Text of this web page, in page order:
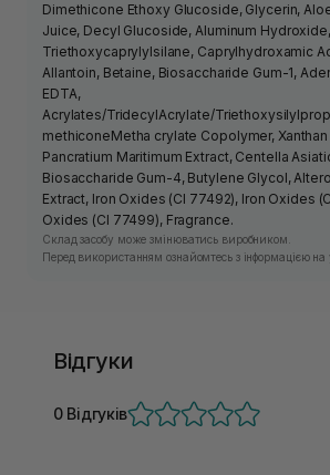
Dimethicone Ethoxy Glucoside, Glycerin,
Juice, Decyl Glucoside, Aluminum Hydroxide,
Triethoxycaprylylsilane, Caprylhydroxamic
Allantoin, Betaine, Biosaccharide Gum-1,
EDTA,
Acrylates/TridecylAcrylate/
methiconeMetha crylate Copolymer, Xanthan
Pancratium Maritimum Extract, Centella
Biosaccharide Gum-4, Butylene Glycol,
Extract, Iron Oxides (CI 77492), Iron Oxides
Oxides (CI 77499), Fragrance.
Склад засобу може змінюватись виробником.
Перед використанням ознайомтесь з інформацією на
Відгуки
0 Відгуків